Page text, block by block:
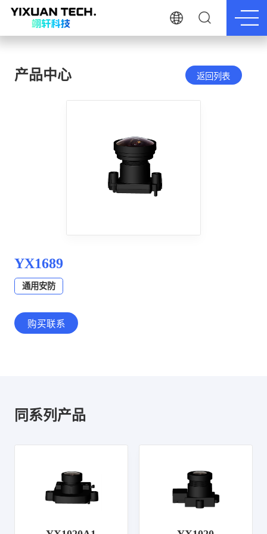
产品中心 返回列表
YX1689
通用安防
购买联系
同系列产品